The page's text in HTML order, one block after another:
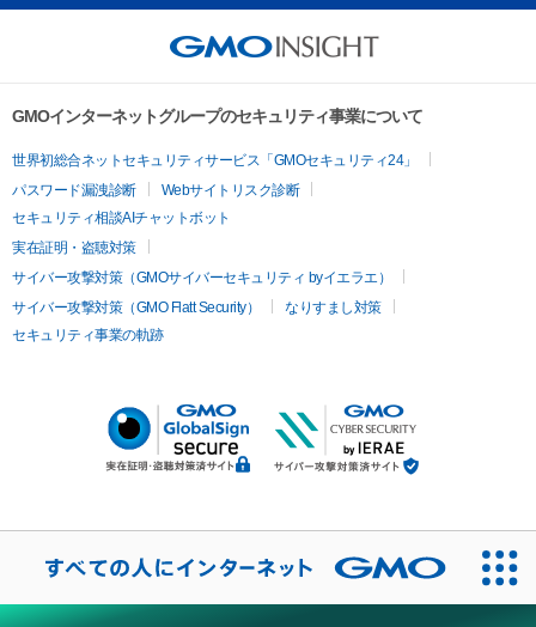
GMOインターネットグループのセキュリティ事業について
世界初総合ネットセキュリティサービス「GMOセキュリティ24」
パスワード漏洩診断
Webサイトリスク診断
セキュリティ相談AIチャットボット
実在証明・盗聴対策
サイバー攻撃対策（GMOサイバーセキュリティ byイエラエ）
サイバー攻撃対策（GMO Flatt Security）
なりすまし対策
セキュリティ事業の軌跡